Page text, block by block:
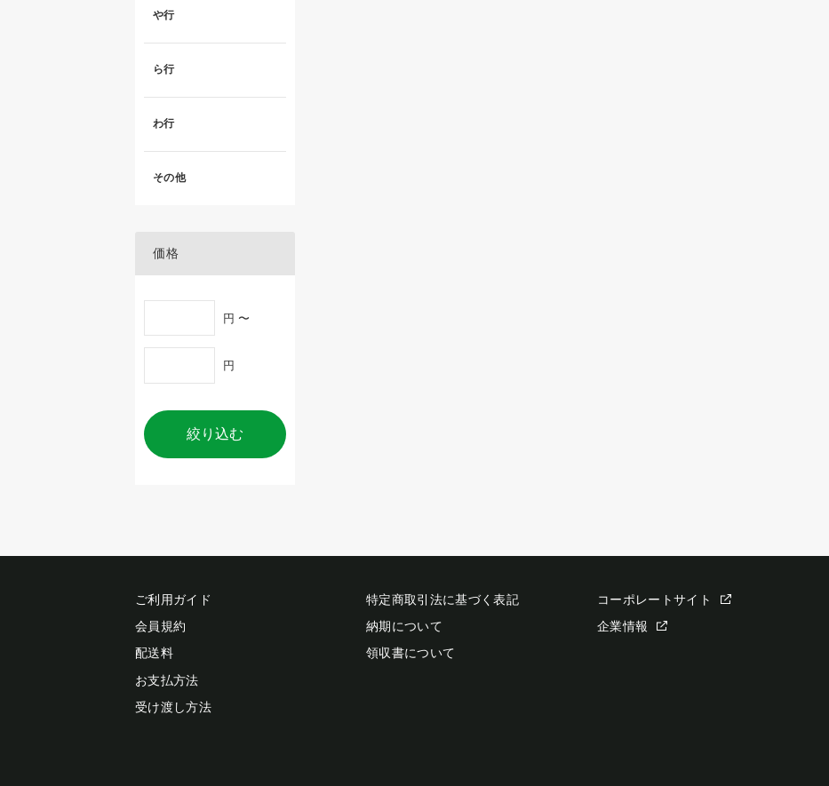
や行
ら行
わ行
その他
価格
円 〜
円
絞り込む
ご利用ガイド
会員規約
配送料
お支払方法
受け渡し方法
特定商取引法に基づく表記
納期について
領収書について
コーポレートサイト
企業情報